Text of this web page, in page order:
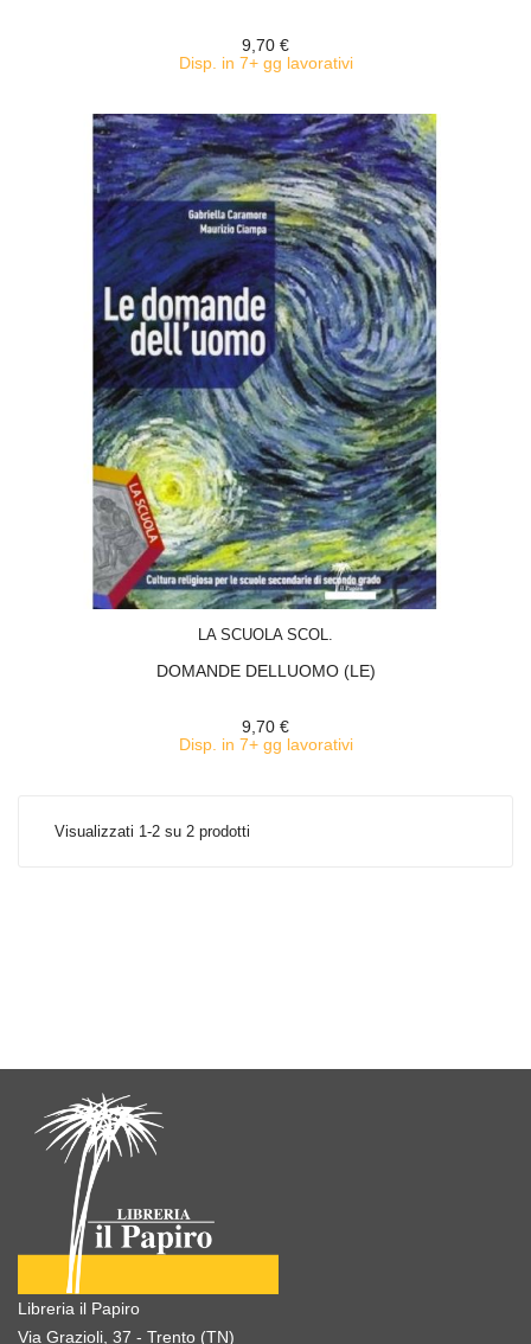
9,70 €
Disp. in 7+ gg lavorativi
LA SCUOLA SCOL.
DOMANDE DELLUOMO (LE)
9,70 €
Disp. in 7+ gg lavorativi
Visualizzati 1-2 su 2 prodotti
Libreria il Papiro
Via Grazioli, 37 - Trento (TN)